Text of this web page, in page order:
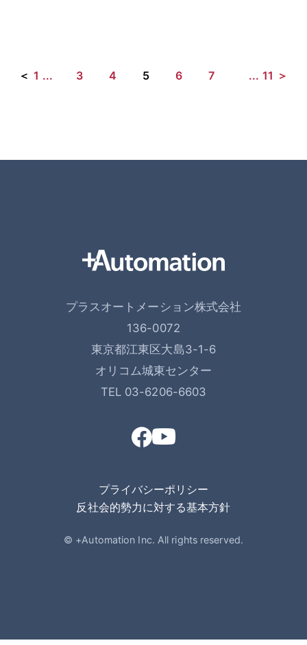
＜ 1 ... 3 4 5 6 7 ... 11 ＞
プラスオートメーション株式会社
136-0072
東京都江東区大島3-1-6
オリコム城東センター
TEL 03-6206-6603
プライバシーポリシー
反社会的勢力に対する基本方針
© +Automation Inc. All rights reserved.